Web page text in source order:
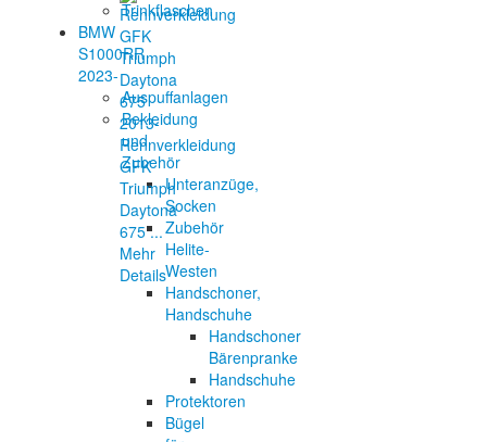
Trinkflaschen
BMW
S1000RR
2023-
Auspuffanlagen
Bekleidung
und
Zubehör
Unteranzüge,
Socken
Zubehör
Helite-
Westen
Handschoner,
Handschuhe
Handschoner
Bärenpranke
Handschuhe
Protektoren
Bügel
Rennverkleidung
GFK
Triumph
Daytona
675 ...
Mehr
Details